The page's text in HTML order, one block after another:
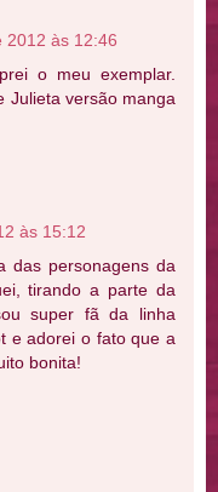
2012 às 12:46
o meu exemplar.
Julieta versão manga
às 15:12
das personagens da
tirando a parte da
super fã da linha
e adorei o fato que a
bonita!